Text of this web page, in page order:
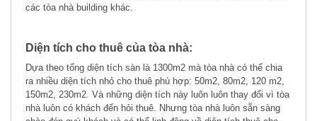
các tòa nhà building khác.
Diện tích cho thuê của tòa nhà:
Dựa theo tổng diện tích sàn là 1300m2 mà tòa nhà có thể chia
ra nhiều diện tích nhỏ cho thuê phù hợp: 50m2, 80m2, 120 m2,
150m2, 230m2. Và những diện tích này luôn luôn thay đổi vì tòa
nhà luôn có khách đến hỏi thuê. Nhưng tòa nhà luôn sẵn sàng